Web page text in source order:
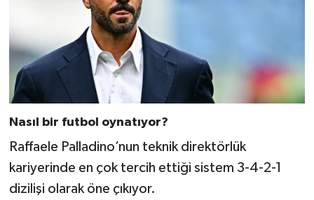
Nasıl bir futbol oynatıyor?
Raffaele Palladino’nun teknik direktörlük
kariyerinde en çok tercih ettiği sistem 3-4-2-1
dizilişi olarak öne çıkıyor.